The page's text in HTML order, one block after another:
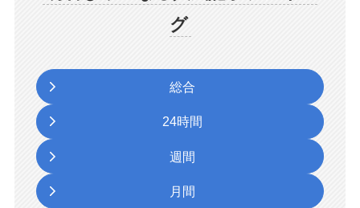
グ
総合
24時間
週間
月間